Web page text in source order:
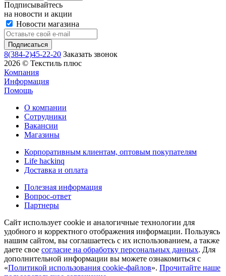
Подписывайтесь
на новости и акции
Новости магазина
8(384-2)45-22-20 Заказать звонок
2026 © Текстиль плюс
Компания
Информация
Помощь
О компании
Сотрудники
Вакансии
Магазины
Корпоративным клиентам, оптовым покупателям
Life hackinq
Доставка и оплата
Полезная информация
Вопрос-ответ
Партнеры
Сайт использует cookie и аналогичные технологии для
удобного и корректного отображения информации. Пользуясь
нашим сайтом, вы соглашаетесь с их использованием, а также
даете свое согласие на обработку персональных данных. Для
дополнительной информации вы можете ознакомиться с
«Политикой использования cookie-файлов». Прочитайте наше